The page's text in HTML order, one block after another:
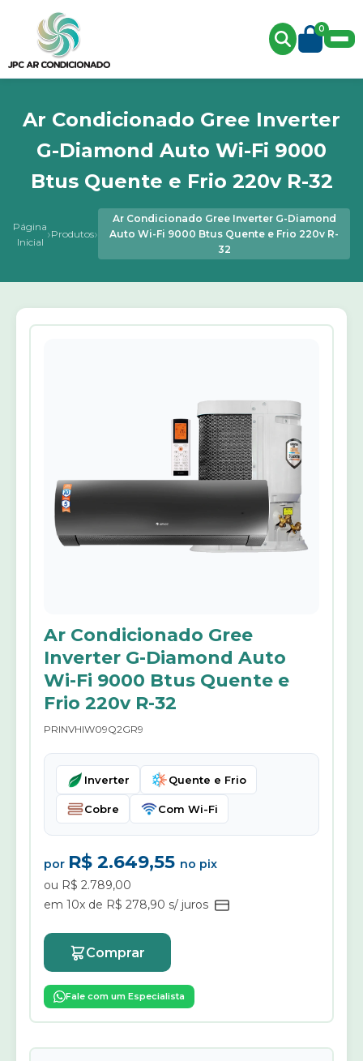
0
Ar Condicionado Gree Inverter
G-Diamond Auto Wi-Fi 9000
Btus Quente e Frio 220v R-32
Página
Inicial ›Produtos›
Ar Condicionado Gree Inverter G-Diamond
Auto Wi-Fi 9000 Btus Quente e Frio 220v R-
32
Ar Condicionado Gree
Inverter G-Diamond Auto
Wi-Fi 9000 Btus Quente e
Frio 220v R-32
PRINVHIW09Q2GR9
Inverter Quente e Frio
Cobre Com Wi-Fi
por R$ 2.649,55 no pix
ou R$ 2.789,00
em 10x de R$ 278,90 s/ juros
Comprar
Fale com um Especialista